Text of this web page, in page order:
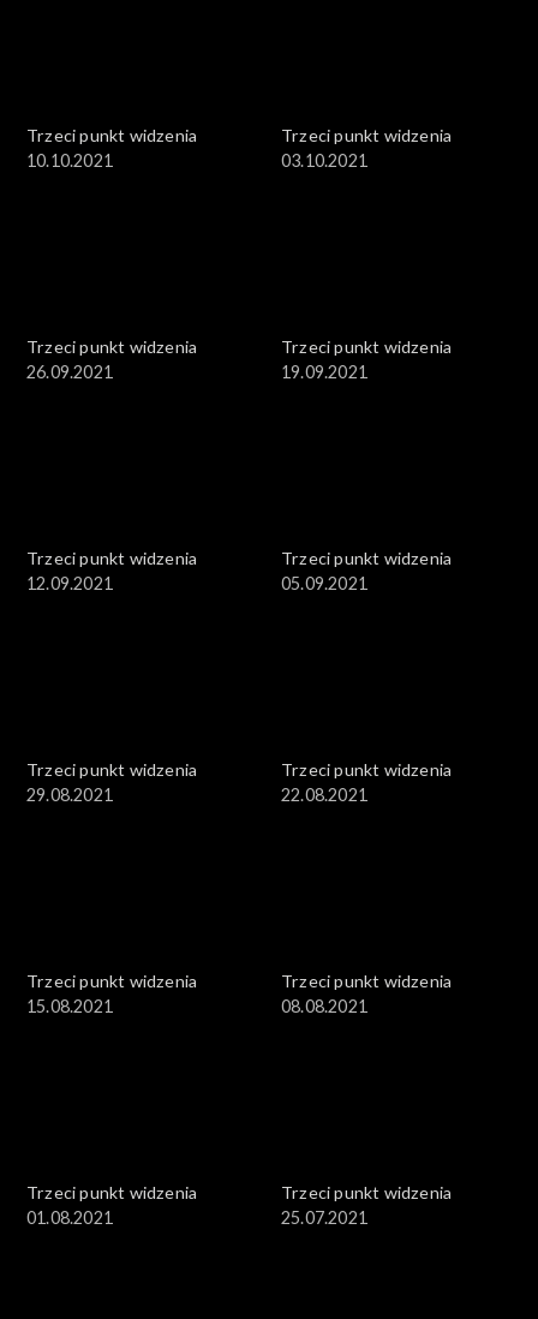
Trzeci punkt widzenia
10.10.2021
Trzeci punkt widzenia
03.10.2021
Trzeci punkt widzenia
26.09.2021
Trzeci punkt widzenia
19.09.2021
Trzeci punkt widzenia
12.09.2021
Trzeci punkt widzenia
05.09.2021
Trzeci punkt widzenia
29.08.2021
Trzeci punkt widzenia
22.08.2021
Trzeci punkt widzenia
15.08.2021
Trzeci punkt widzenia
08.08.2021
Trzeci punkt widzenia
01.08.2021
Trzeci punkt widzenia
25.07.2021